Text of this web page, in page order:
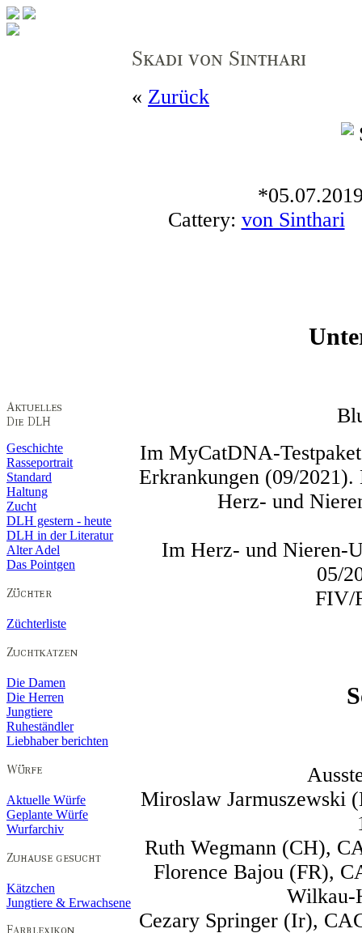
Geschichte
Rasseportrait
Standard
Haltung
Zucht
DLH gestern - heute
DLH in der Literatur
Alter Adel
Das Pointgen
Züchterliste
Die Damen
Die Herren
Jungtiere
Ruheständler
Liebhaber berichten
Aktuelle Würfe
Geplante Würfe
Wurfarchiv
Kätzchen
Jungtiere & Erwachsene
« Zurück
Cattery: von Sinthari
Im MyCatDNA-
Erkrankungen (09/
Herz- und
Im Herz- und Nieren-
05/
FIV/
Miroslaw Jarmuszewski
Ruth Wegmann (CH),
Florence Bajou (FR),
Wilkau-
Cezary Springer (Ir),